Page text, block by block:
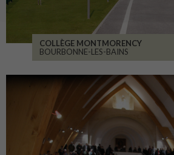
COLLÈGE MONTMORENCY
BOURBONNE-LES-BAINS